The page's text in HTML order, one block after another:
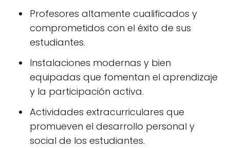
Profesores altamente cualificados y
comprometidos con el éxito de sus
estudiantes.
Instalaciones modernas y bien
equipadas que fomentan el aprendizaje
y la participación activa.
Actividades extracurriculares que
promueven el desarrollo personal y
social de los estudiantes.